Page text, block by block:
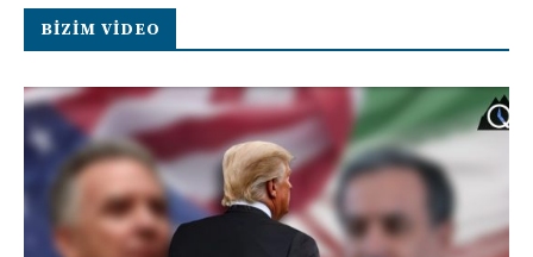
BIZIM VIDEO